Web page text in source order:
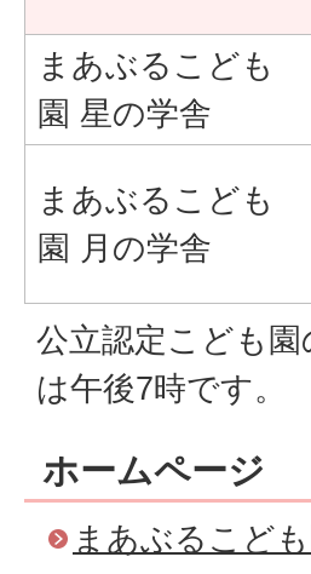
まあぶるこども
園 星の学舎
まあぶるこども
園 月の学舎
公立認定こども
は午後7時です。
ホームページ
まあぶるこど